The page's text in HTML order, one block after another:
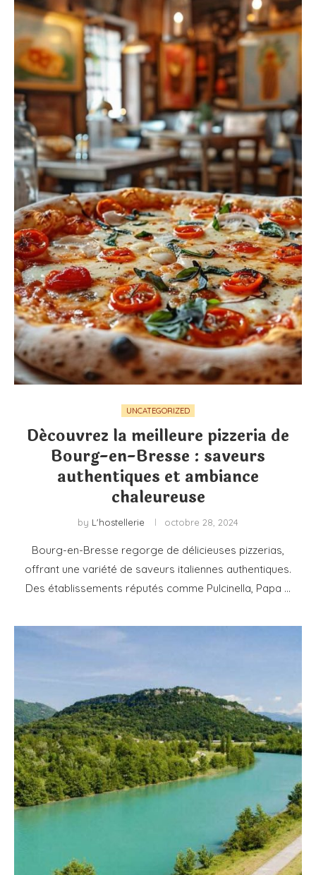
UNCATEGORIZED
Découvrez la meilleure pizzeria de
Bourg-en-Bresse : saveurs
authentiques et ambiance
chaleureuse
by L'hostellerie octobre 28, 2024
Bourg-en-Bresse regorge de délicieuses pizzerias,
offrant une variété de saveurs italiennes authentiques.
Des établissements réputés comme Pulcinella, Papa …